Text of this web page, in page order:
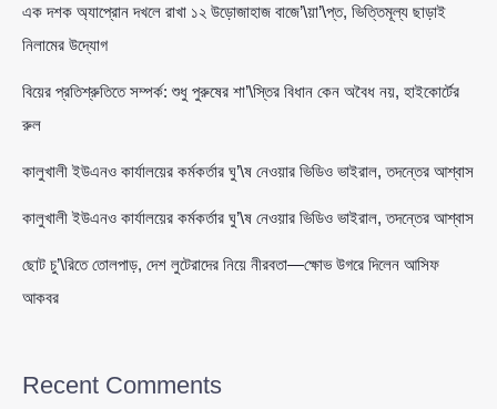
এক দশক অ্যাপ্রোন দখলে রাখা ১২ উড়োজাহাজ বাজে’\য়া’\প্ত, ভিত্তিমূল্য ছাড়াই
নিলামের উদ্যোগ
বিয়ের প্রতিশ্রুতিতে সম্পর্ক: শুধু পুরুষের শা’\স্তির বিধান কেন অবৈধ নয়, হাইকোর্টের
রুল
কালুখালী ইউএনও কার্যালয়ের কর্মকর্তার ঘু’\ষ নেওয়ার ভিডিও ভাইরাল, তদন্তের আশ্বাস
কালুখালী ইউএনও কার্যালয়ের কর্মকর্তার ঘু’\ষ নেওয়ার ভিডিও ভাইরাল, তদন্তের আশ্বাস
ছোট চু’\রিতে তোলপাড়, দেশ লুটেরাদের নিয়ে নীরবতা—ক্ষোভ উগরে দিলেন আসিফ
আকবর
Recent Comments